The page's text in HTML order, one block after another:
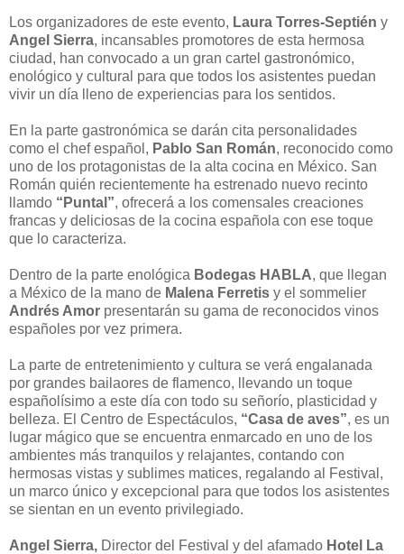
Los organizadores de este evento, Laura Torres-Septién y
Angel Sierra, incansables promotores de esta hermosa
ciudad, han convocado a un gran cartel gastronómico,
enológico y cultural para que todos los asistentes puedan
vivir un día lleno de experiencias para los sentidos.
En la parte gastronómica se darán cita personalidades
como el chef español, Pablo San Román, reconocido como
uno de los protagonistas de la alta cocina en México. San
Román quién recientemente ha estrenado nuevo recinto
llamdo “Puntal”, ofrecerá a los comensales creaciones
francas y deliciosas de la cocina española con ese toque
que lo caracteriza.
Dentro de la parte enológica Bodegas HABLA, que llegan
a México de la mano de Malena Ferretis y el sommelier
Andrés Amor presentarán su gama de reconocidos vinos
españoles por vez primera.
La parte de entretenimiento y cultura se verá engalanada
por grandes bailaores de flamenco, llevando un toque
españolísimo a este día con todo su señorío, plasticidad y
belleza. El Centro de Espectáculos, “Casa de aves”, es un
lugar mágico que se encuentra enmarcado en uno de los
ambientes más tranquilos y relajantes, contando con
hermosas vistas y sublimes matices, regalando al Festival,
un marco único y excepcional para que todos los asistentes
se sientan en un evento privilegiado.
Angel Sierra, Director del Festival y del afamado Hotel La